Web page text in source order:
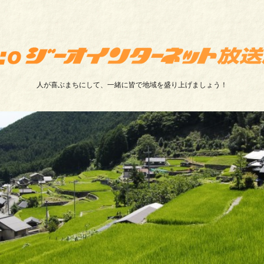
人が喜ぶまちにして、一緒に皆で地域を盛り上げましょう！